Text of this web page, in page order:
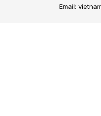
Email: